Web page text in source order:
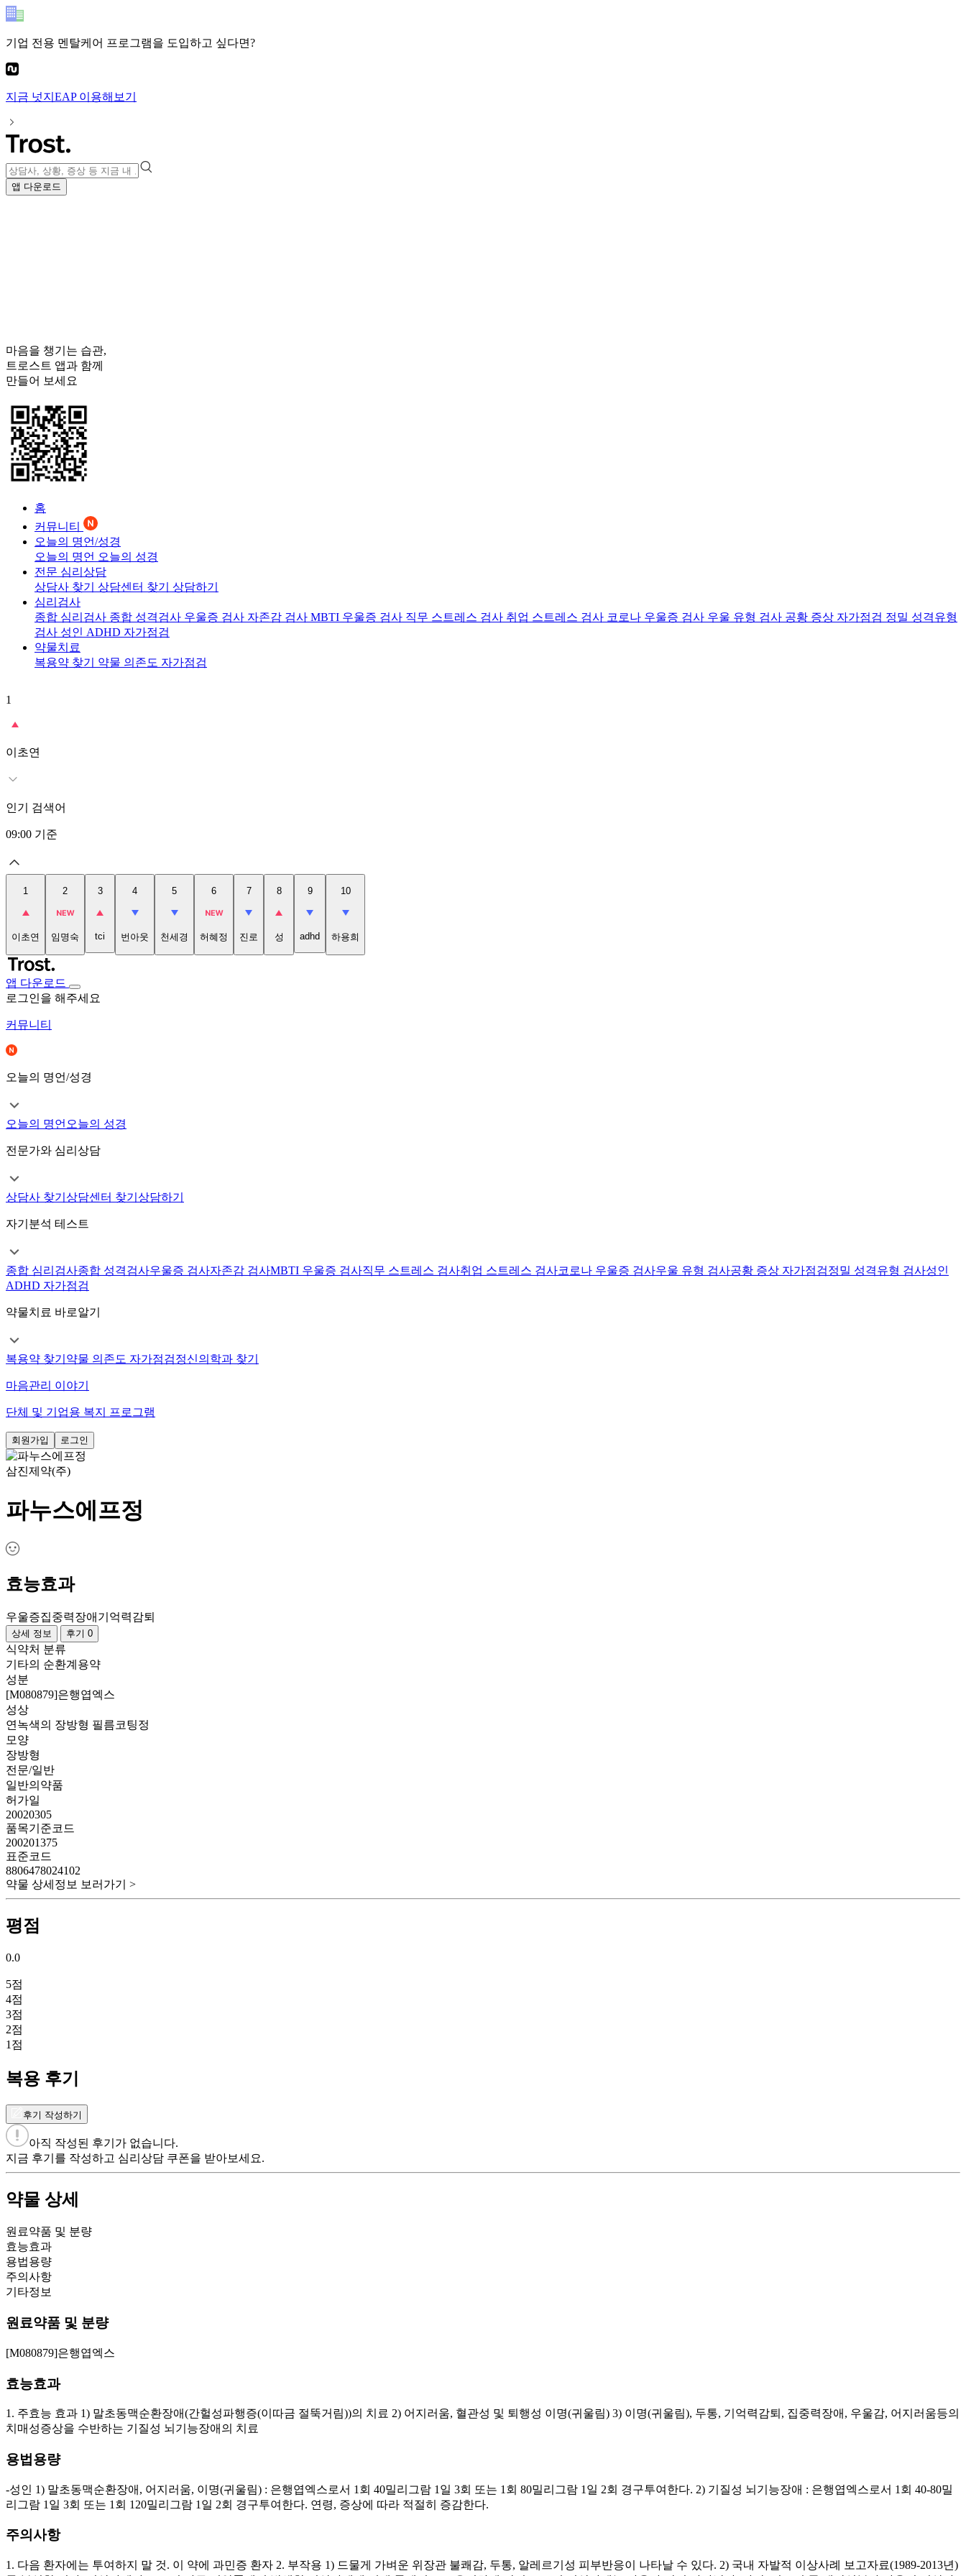
기업 전용 멘탈케어 프로그램을 도입하고 싶다면?
지금 넛지EAP이용해보기
앱 다운로드
마음을 챙기는 습관,
트로스트 앱과 함께
만들어 보세요
홈
커뮤니티
오늘의 명언/성경
오늘의 명언 오늘의 성경
전문 심리상담
상담사 찾기 상담센터 찾기 상담하기
심리검사
종합 심리검사 종합 성격검사 우울증 검사 자존감 검사 MBTI 우울증 검사 직무 스트레스 검사 취업 스트레스 검사 코로나 우울증 검사 우울 유형 검사 공황 증상 자가점검 정밀 성격유형
검사 성인 ADHD 자가점검
약물치료
복용약 찾기 약물 의존도 자가점검
1
이초연
인기 검색어
09:00 기준
1
이초연
2
임명숙
3
tci
4
번아웃
5
천세경
6
허혜정
7
진로
8
성
9
adhd
10
하용희
앱 다운로드
로그인을 해주세요
커뮤니티
오늘의 명언/성경
오늘의 명언 오늘의 성경
전문가와 심리상담
상담사 찾기 상담센터 찾기 상담하기
자기분석 테스트
종합 심리검사종합 성격검사우울증 검사자존감 검사MBTI 우울증 검사직무 스트레스 검사취업 스트레스 검사코로나 우울증 검사우울 유형 검사공황 증상 자가점검정밀 성격유형 검사성인
ADHD 자가점검
약물치료 바로알기
복용약 찾기 약물 의존도 자가점검정신의학과 찾기
마음관리 이야기
단체 및 기업용 복지 프로그램
회원가입 로그인
삼진제약(주)
파누스에프정
효능효과
우울증집중력장애 기억력감퇴
상세 정보 후기 0
식약처 분류
기타의 순환계용약
성분
[M080879]은행엽엑스
성상
연녹색의 장방형 필름코팅정
모양
장방형
전문/일반
일반의약품
허가일
20020305
품목기준코드
200201375
표준코드
8806478024102
약물 상세정보 보러가기 >
평점
0.0
5점
4점
3점
2점
1 점
복용 후기
후기 작성하기
아직 작성된 후기가 없습니다.
지금 후기를 작성하고 심리상담 쿠폰을 받아보세요.
약물 상세
원료약품 및 분량
효능효과
용법용량
주의사항
기타정보
원료약품 및 분량
[M080879]은행엽엑스
효능효과
1. 주효능 효과 1) 말초동맥순환장애(간헐성파행증(이따금 절뚝거림))의 치료 2) 어지러움, 혈관성 및 퇴행성 이명(귀울림) 3) 이명(귀울림), 두통, 기억력감퇴, 집중력장애, 우울감, 어지러움등의
치매성증상을 수반하는 기질성 뇌기능장애의 치료
용법용량
-성인 1) 말초동맥순환장애, 어지러움, 이명(귀울림) : 은행엽엑스로서 1회 40밀리그람 1일 3회 또는 1회 80밀리그람 1일 2회 경구투여한다. 2) 기질성 뇌기능장애 : 은행엽엑스로서 1회 40-80밀
리그람 1일 3회 또는 1회 120밀리그람 1일 2회 경구투여한다. 연령, 증상에 따라 적절히 증감한다.
주의사항
1. 다음 환자에는 투여하지 말 것. 이 약에 과민증 환자 2. 부작용 1) 드물게 가벼운 위장관 불쾌감, 두통, 알레르기성 피부반응이 나타날 수 있다. 2) 국내 자발적 이상사례 보고자료(1989-2013년)